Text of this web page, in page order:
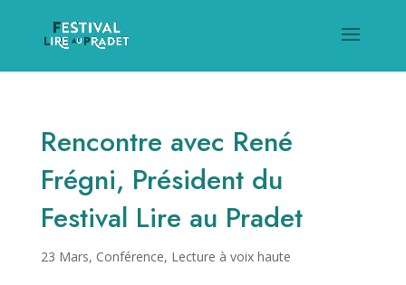
Rencontre avec René
Frégni, Président du
Festival Lire au Pradet
23 Mars, Conférence, Lecture à voix haute